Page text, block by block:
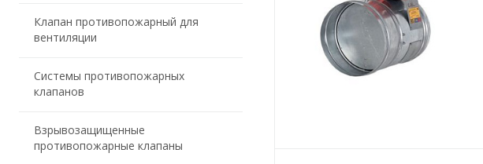
Клапан противопожарный для
вентиляции
Системы противопожарных
клапанов
Взрывозащищенные
противопожарные клапаны